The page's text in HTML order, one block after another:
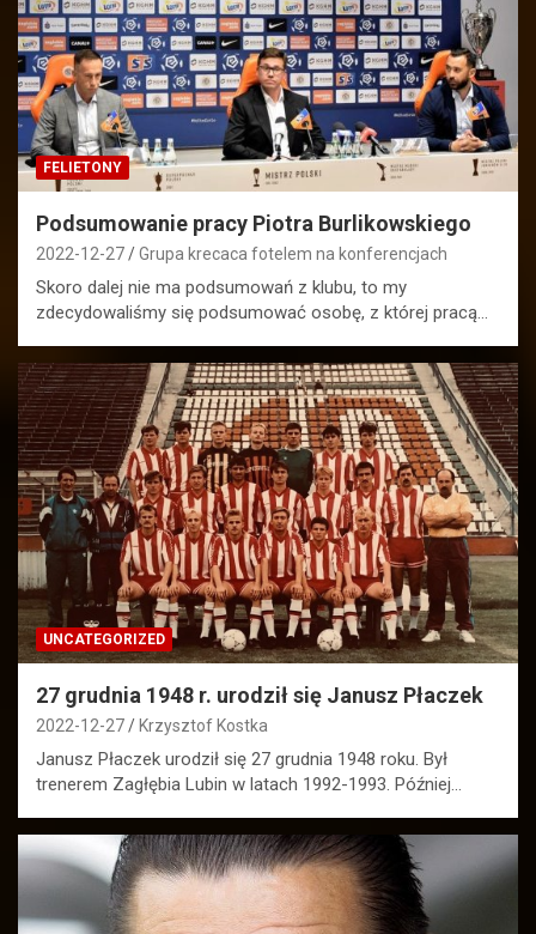
FELIETONY
Podsumowanie pracy Piotra Burlikowskiego
2022-12-27 Grupa krecaca fotelem na konferencjach
Skoro dalej nie ma podsumowań z klubu, to my
zdecydowaliśmy się podsumować osobę, z której pracą…
UNCATEGORIZED
27 grudnia 1948 r. urodził się Janusz Płaczek
2022-12-27 Krzysztof Kostka
Janusz Płaczek urodził się 27 grudnia 1948 roku. Był
trenerem Zagłębia Lubin w latach 1992-1993. Później…